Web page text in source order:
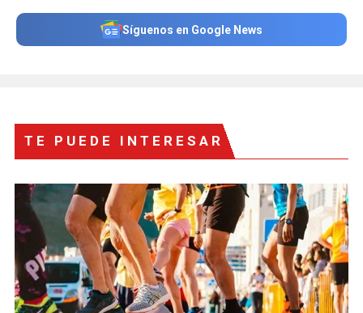
Síguenos en Google News
TE PUEDE INTERESAR